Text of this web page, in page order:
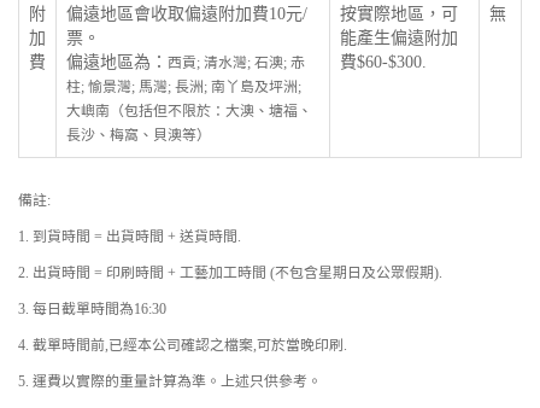
附
加
費
偏遠地區會收取偏遠附加費10元/
票。
偏遠地區為： 西貢; 清水灣; 石澳; 赤
柱; 愉景灣; 馬灣; 長洲; 南丫島及坪洲;
大嶼南（包括但不限於：大澳、塘福、
長沙、梅窩、貝澳等）
按實際地區，可
能產生偏遠附加
費$60-$300.
無
備註:
1. 到貨時間 = 出貨時間 + 送貨時間.
2. 出貨時間 = 印刷時間 + 工藝加工時間 (不包含星期日及公眾假期).
3. 每日截單時間為16:30
4. 截單時間前,已經本公司確認之檔案,可於當晚印刷.
5. 運費以實際的重量計算為準。上述只供參考。